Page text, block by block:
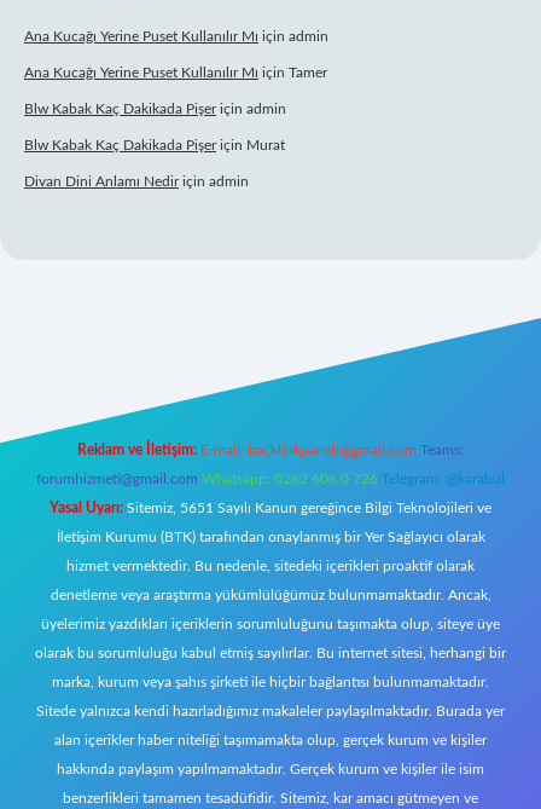
Ana Kucağı Yerine Puset Kullanılır Mı için admin
Ana Kucağı Yerine Puset Kullanılır Mı için Tamer
Blw Kabak Kaç Dakikada Pişeriçin admin
Blw Kabak Kaç Dakikada Pişeriçin Murat
Divan Dini Anlamı Nediriçin admin
Reklam ve İletişim: E-mail: backlinkpaneli@gmail.com Teams:
forumhizmeti@gmail.com Whatsapp: 0262 606 0 726 Telegram: @karabul
Yasal Uyarı: Sitemiz, 5651 Sayılı Kanun gereğince Bilgi Teknolojileri ve
İletişim Kurumu (BTK) tarafından onaylanmış bir Yer Sağlayıcı olarak
hizmet vermektedir. Bu nedenle, sitedeki içerikleri proaktif olarak
denetleme veya araştırma yükümlülüğümüz bulunmamaktadır. Ancak,
üyelerimiz yazdıkları içeriklerin sorumluluğunu taşımakta olup, siteye üye
olarak bu sorumluluğu kabul etmiş sayılırlar. Bu internet sitesi, herhangi bir
marka, kurum veya şahıs şirketi ile hiçbir bağlantısı bulunmamaktadır.
Sitede yalnızca kendi hazırladığımız makaleler paylaşılmaktadır. Burada yer
alan içerikler haber niteliği taşımamakta olup, gerçek kurum ve kişiler
hakkında paylaşım yapılmamaktadır. Gerçek kurum ve kişiler ile isim
benzerlikleri tamamen tesadüfidir. Sitemiz, kar amacı gütmeyen ve